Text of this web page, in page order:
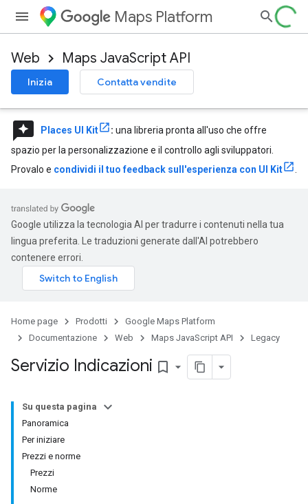
Maps Platform
Web Maps JavaScript API
Inizia Contatta vendite
reviews Places UI Kit : una libreria pronta all'uso che offre
spazio per la personalizzazione e il controllo agli sviluppatori.
Provalo e condividi il tuo feedback sull'esperienza con UI Kit .
Google utilizza la tecnologia AI per tradurre i contenuti nella tua
lingua preferita. Le traduzioni generate dall'AI potrebbero
contenere errori.
Home page Prodotti
Google Maps Platform
Documentazione
Web Maps JavaScript API Legacy
Servizio Indicazioni bookmark_border
Su questa pagina
Panoramica
Per iniziare
Prezzi e norme
Prezzi
Norme